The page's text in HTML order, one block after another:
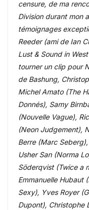
censure, de ma
Division durant mon
témoignages
Reeder (ami de Ian
Lust & Sound in
tourner un clip pour
de Bashung,
Michel Amato (The
Donnés), Samy
(Nouvelle Vague),
(Neon Judgement),
Berre (Marc
Usher San (Norma
Söderqvist (Twice a
Emmanuelle Hubaut
Sexy), Yves Royer
Dupont), Christophe